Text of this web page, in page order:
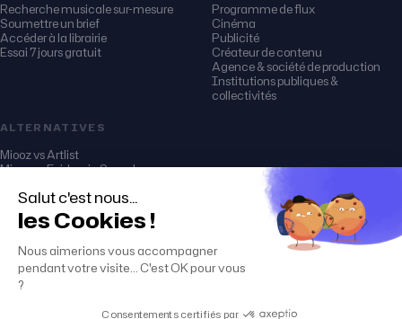
Recherche musicale sur-mesure
Soumettre un brief
Accéder à la librairie
Essai 7 jours gratuit
Programme de flux
Cinéma
Publicité
Créateur de contenu
Agence & société de production
Institutions publiques &
collectivités
ALTERNATIVES
Miooz vs Artlist
Miooz vs Epidemic Sound
Miooz vs Soundstripe
Miooz vs PremiumBeat
Miooz vs Musicbed
© 2026 miooz (musique & music)